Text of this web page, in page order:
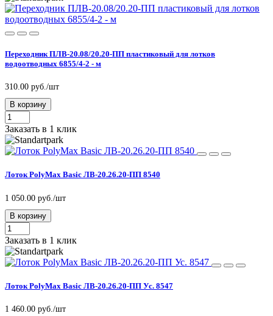
Переходник ПЛВ-20.08/20.20-ПП пластиковый для лотков
водоотводных 6855/4-2 - м
310.00 руб./шт
В корзину
Заказать в 1 клик
Лоток PolyMax Basic ЛВ-20.26.20-ПП 8540
1 050.00 руб./шт
В корзину
Заказать в 1 клик
Лоток PolyMax Basic ЛВ-20.26.20-ПП Ус. 8547
1 460.00 руб./шт